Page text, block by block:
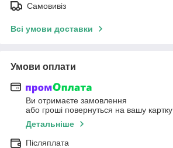
Самовивіз
Всі умови доставки
Умови оплати
Ви отримаєте замовлення
або гроші повернуться на вашу картку
Детальніше
Післяплата